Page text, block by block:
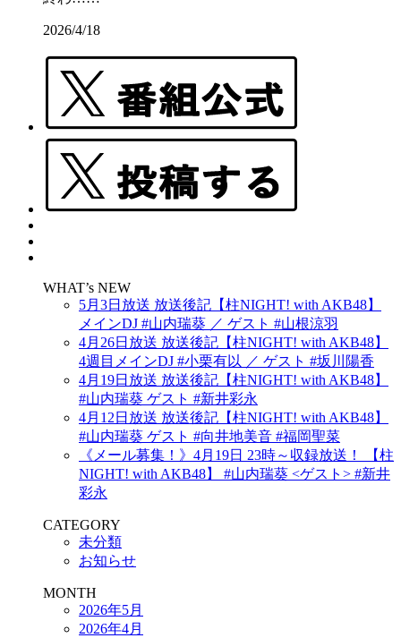
2026/4/18
WHAT’s NEW
5月3日放送 放送後記【柱NIGHT! with AKB48】
メインDJ #山内瑞葵 ／ ゲスト #山根涼羽
4月26日放送 放送後記【柱NIGHT! with AKB48】
4週目メインDJ #小栗有以 ／ ゲスト #坂川陽香
4月19日放送 放送後記【柱NIGHT! with AKB48】
#山内瑞葵 ゲスト #新井彩永
4月12日放送 放送後記【柱NIGHT! with AKB48】
#山内瑞葵 ゲスト #向井地美音 #福岡聖菜
《メール募集！》4月19日 23時～収録放送！ 【柱
NIGHT! with AKB48】 #山内瑞葵 <ゲスト> #新井
彩永
CATEGORY
未分類
お知らせ
MONTH
2026年5月
2026年4月